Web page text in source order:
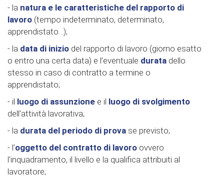
- la natura e le caratteristiche del rapporto di
lavoro (tempo indeterminato, determinato,
apprendistato…);
- la data di inizio del rapporto di lavoro (giorno esatto
o entro una certa data) e l’eventuale durata dello
stesso in caso di contratto a termine o
apprendistato;
- il luogo di assunzione e il luogo di svolgimento
dell’attività lavorativa;
- la durata del periodo di prova se previsto;
- l’oggetto del contratto di lavoro ovvero
l'inquadramento, il livello e la qualifica attribuiti al
lavoratore;